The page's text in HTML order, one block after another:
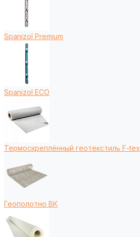
Spanizol Premium
Spanizol ECO
Термоскреплённый геотекстиль F-tex
Геополотно ВК